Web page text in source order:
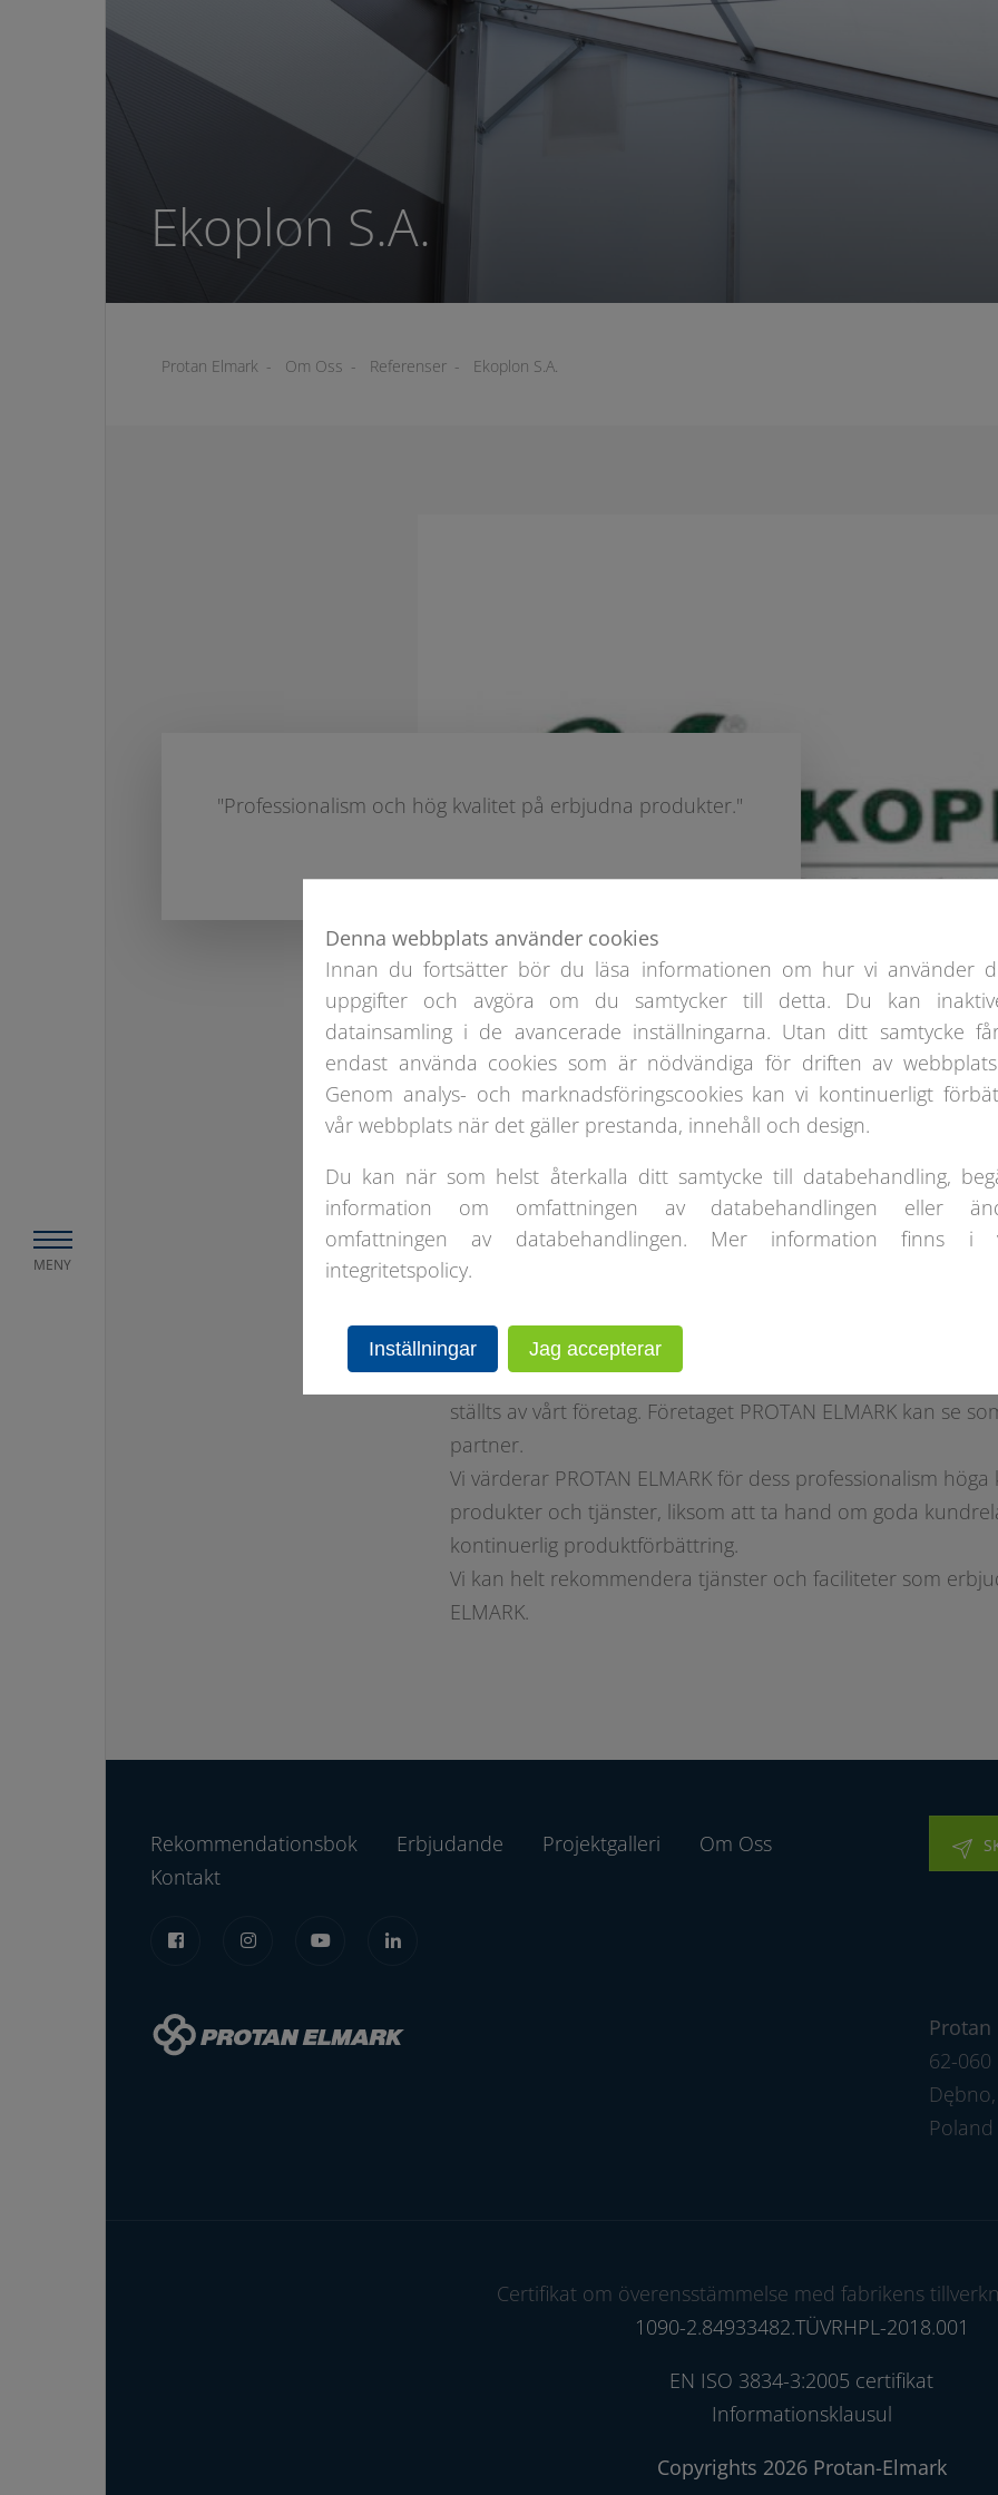
MENY
Ekoplon S.A.
Protan Elmark - Om Oss - Referenser - Ekoplon S.A.
"Professionalism och hög kvalitet på erbjudna produkter."
Med företaget PROTAN ELMARK Sp. Zoo. Vi samarbetar
början av vårt samarbete har detta företag visat sig vara en
Samtliga tälthallar som köps hos PROTAN ELMARK med
10x45x4m, 15x40x4m, 6x15x3m och 15x30x4m uppfyller
ställts av vårt företag. Företaget PROTAN ELMARK kan se
partner.
Vi värderar PROTAN ELMARK för dess professionalism
produkter och tjänster, liksom att ta hand om goda
kontinuerlig produktförbättring.
Vi kan helt rekommendera tjänster och faciliteter som
ELMARK.
Rekommendationsbok Erbjudande Projektgalleri
Om Oss
Kontakt
Protan
62-060
Poland
Certifikat om överensstämmelse med fabrikens
1090-2.84933482.TÜVRHPL-2018.001
EN ISO 3834-3:2005 certifikat
Informationsklausul
Copyrights 2026 Protan-Elmark
Denna webbplats använder cookies
Innan du fortsätter bör du läsa informationen om hur vi använder
uppgifter och avgöra om du samtycker till detta. Du kan
datainsamling i de avancerade inställningarna. Utan ditt samtycke
endast använda cookies som är nödvändiga för driften av
Genom analys- och marknadsföringscookies kan vi kontinuerligt
vår webbplats när det gäller prestanda, innehåll och design.
Du kan när som helst återkalla ditt samtycke till databehandling,
information om omfattningen av databehandlingen eller
omfattningen av databehandlingen. Mer information finns i
integritetspolicy.
Inställningar Jag accepterar